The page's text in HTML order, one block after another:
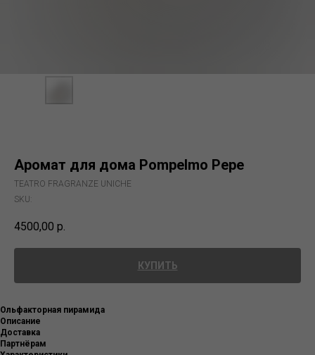
Аромат для дома Pompelmo Pepe
TEATRO FRAGRANZE UNICHE
SKU:
4500,00 р.
КУПИТЬ
Ольфакторная пирамида
Описание
Доставка
Партнёрам